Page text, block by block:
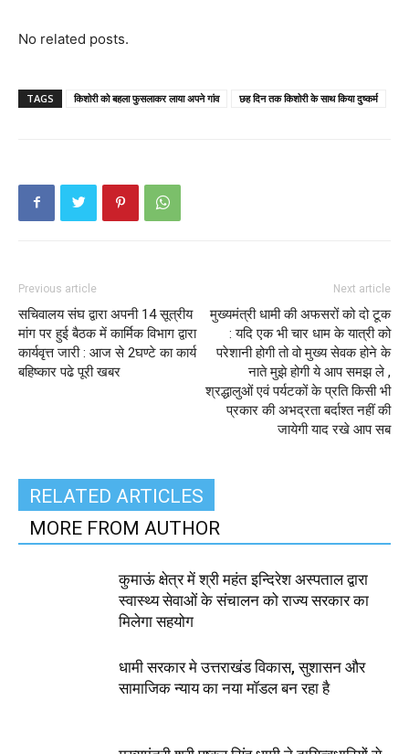
No related posts.
TAGS किशोरी को बहला फुसलाकर लाया अपने गांव छह दिन तक किशोरी के साथ किया दुष्कर्म
Previous article
सचिवालय संघ द्वारा अपनी 14 सूत्रीय
मांग पर हुई बैठक में कार्मिक विभाग द्वारा
कार्यवृत्त जारी : आज से 2घण्टे का कार्य
बहिष्कार पढे पूरी खबर
Next article
मुख्यमंत्री धामी की अफसरों को दो टूक
: यदि एक भी चार धाम के यात्री को
परेशानी होगी तो वो मुख्य सेवक होने के
नाते मुझे होगी ये आप समझ ले ,
श्रद्धालुओं एवं पर्यटकों के प्रति किसी भी
प्रकार की अभद्रता बर्दाश्त नहीं की
जायेगी याद रखे आप सब
RELATED ARTICLES
MORE FROM AUTHOR
कुमाऊं क्षेत्र में श्री महंत इन्दिरेश अस्पताल द्वारा
स्वास्थ्य सेवाओं के संचालन को राज्य सरकार का
मिलेगा सहयोग
धामी सरकार मे उत्तराखंड विकास, सुशासन और
सामाजिक न्याय का नया मॉडल बन रहा है